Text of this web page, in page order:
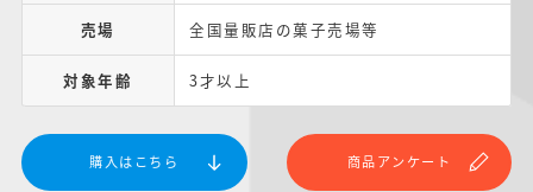
売場 全国量販店の菓子売場等
対象年齢 3才以上
購入はこちら 商品アンケート